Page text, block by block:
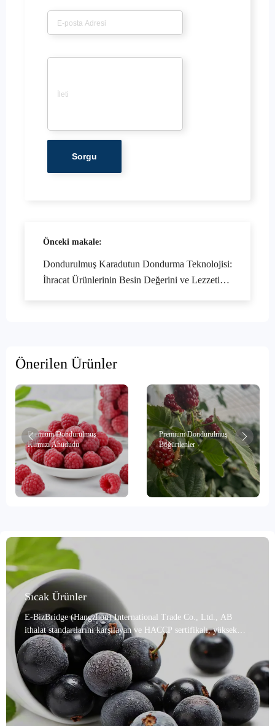
Önceki makale:
Dondurulmuş Karadutun Dondurma Teknolojisi:
İhracat Ürünlerinin Besin Değerini ve Lezzetini
Önerilen Ürünler
Premium Dondurulmuş
Kırmızı Ahududu
Premium Dondurulmuş
Böğürtlenler
Sıcak Ürünler
E-BizBridge (Hangzhou) International Trade Co., Ltd., AB
ithalat standartlarını karşılayan ve HACCP sertifikalı, yüksek
kaliteli dondurulmuş frenk üzümü meyveleri sağlama konusunda
uzmanlaşmıştır. Olgun meyveleri yüksek kaliteli üretim
alanlarından özenle seçiyor ve %95'in üzerinde bir tam meyve
oranıyla üç aşamalı titiz bir manuel elemeden geçiriyoruz.
Meyvelerin tazeliğini hızla korumak ve doğal lezzetini ve besin
değerlerini mümkün olan en üst düzeyde korumak için gelişmiş
hızlı dondurma teknolojisi kullanıyoruz. Ürünlerimiz, meyve